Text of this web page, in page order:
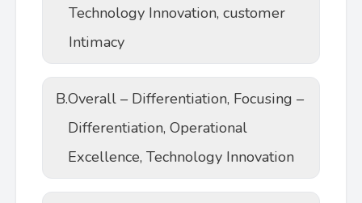
Technology Innovation, customer
Intimacy
B.Overall – Differentiation, Focusing –
Differentiation, Operational
Excellence, Technology Innovation